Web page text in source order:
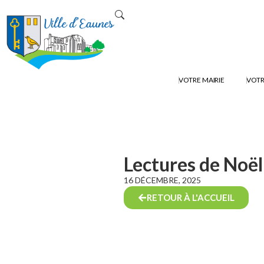
VOTRE MAIRIE
Lectures de
16 DÉCEMBRE, 2025
RETOUR À L'ACCUEIL